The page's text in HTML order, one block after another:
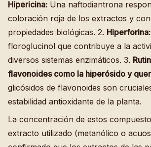
Hipericina: Una naftodiantrona
coloración roja de los extractos y
propiedades biológicas. 2. Hiperforina:
floroglucinol que contribuye a la
diversos sistemas enzimáticos. 3.
flavonoides como la hiperósido y
glicósidos de flavonoides son
estabilidad antioxidante de la planta.
La concentración de estos
extracto utilizado (metanólico o